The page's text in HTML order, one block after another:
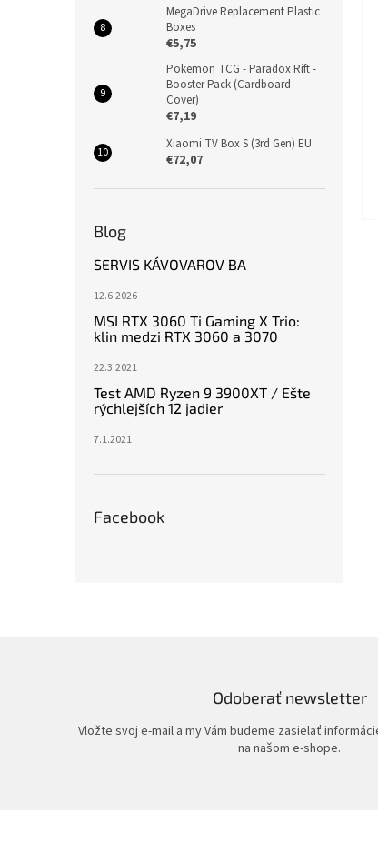
MegaDrive Replacement Plastic
Boxes
€5,75
Pokemon TCG - Paradox Rift -
Booster Pack (Cardboard
Cover)
€7,19
Xiaomi TV Box S (3rd Gen) EU
€72,07
Blog
SERVIS KÁVOVAROV BA
12.6.2026
MSI RTX 3060 Ti Gaming X Trio:
klin medzi RTX 3060 a 3070
22.3.2021
Test AMD Ryzen 9 3900XT / Ešte
rýchlejších 12 jadier
7.1.2021
Facebook
Odoberať newsletter
Vložte svoj e-mail a my Vám budeme zasielať
na našom e-shope.